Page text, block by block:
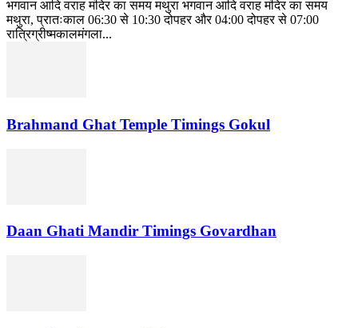
भगवान आदि वराह मंदिर का समय मथुरा भगवान आदि वराह मंदिर का समय
मथुरा, प्रातःकाल 06:30 से 10:30 दोपहर और 04:00 दोपहर से 07:00
रात्रिग्रीष्मकालमंगला...
Brahmand Ghat Temple Timings Gokul
Daan Ghati Mandir Timings Govardhan